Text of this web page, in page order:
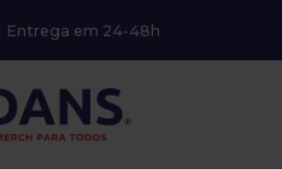
Entrega em 24-48h